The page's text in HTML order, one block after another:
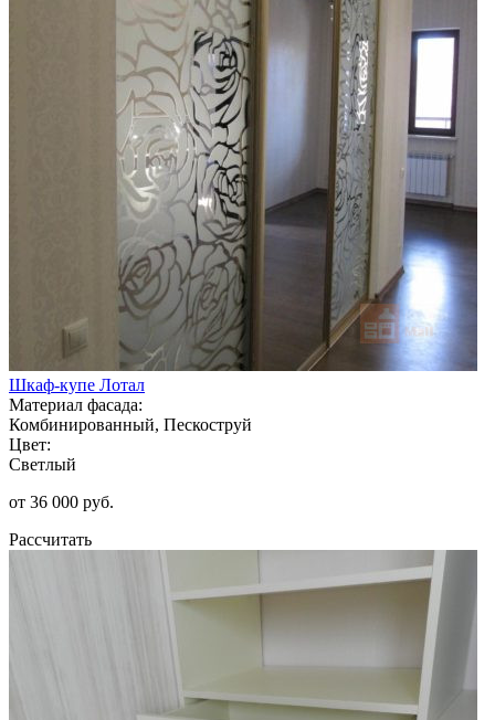
Шкаф-купе Лотал
Материал фасада:
Комбинированный, Пескоструй
Цвет:
Светлый
от 36 000 руб.
Рассчитать